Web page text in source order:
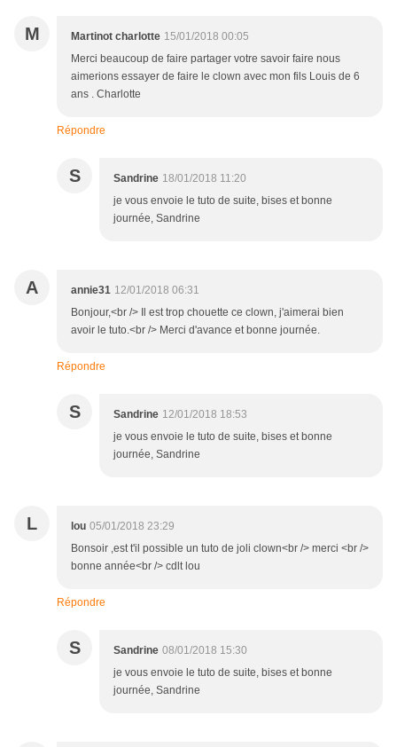
M Martinot charlotte 15/01/2018 00:05
Merci beaucoup de faire partager votre savoir faire nous
aimerions essayer de faire le clown avec mon fils Louis de 6
ans . Charlotte
Répondre
S Sandrine 18/01/2018 11:20
je vous envoie le tuto de suite, bises et bonne
journée, Sandrine
A annie31 12/01/2018 06:31
Bonjour,<br /> Il est trop chouette ce clown, j'aimerai bien
avoir le tuto.<br /> Merci d'avance et bonne journée.
Répondre
S Sandrine 12/01/2018 18:53
je vous envoie le tuto de suite, bises et bonne
journée, Sandrine
L lou 05/01/2018 23:29
Bonsoir ,est t'il possible un tuto de joli clown<br /> merci <br />
bonne année<br /> cdlt lou
Répondre
S Sandrine 08/01/2018 15:30
je vous envoie le tuto de suite, bises et bonne
journée, Sandrine